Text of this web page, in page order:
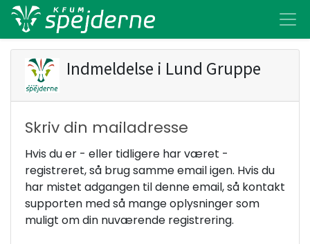
Indmeldelse i Lund Gruppe
Skriv din mailadresse
Hvis du er - eller tidligere har været -
registreret, så brug samme email igen. Hvis du
har mistet adgangen til denne email, så kontakt
supporten med så mange oplysninger som
muligt om din nuværende registrering.